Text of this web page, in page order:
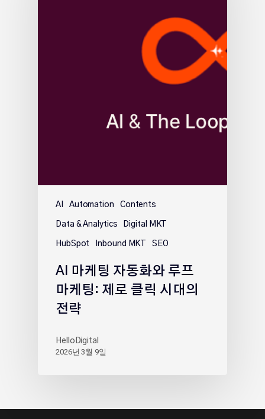
AI Automation Contents
Data & Analytics Digital MKT
HubSpot Inbound MKT SEO
AI 마케팅 자동화와 루프
마케팅: 제로 클릭 시대의
전략
HelloDigital
2026년 3월 9일